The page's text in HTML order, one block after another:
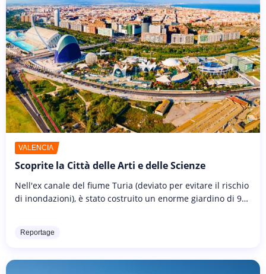
VALENCIA
Scoprite la Città delle Arti e delle Scienze
Nell'ex canale del fiume Turia (deviato per evitare il rischio
di inondazioni), è stato costruito un enorme giardino di 9
Reportage